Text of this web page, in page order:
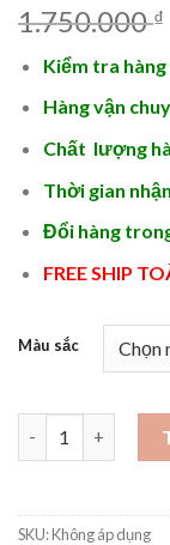
1.750.000₫
Kiểm tra
Hàng vận
Chất lượng
Thời gian
Đổi hàng
FREE SHIP
Màu sắc
Túi xách nữ hàng
SKU:Không áp dụng